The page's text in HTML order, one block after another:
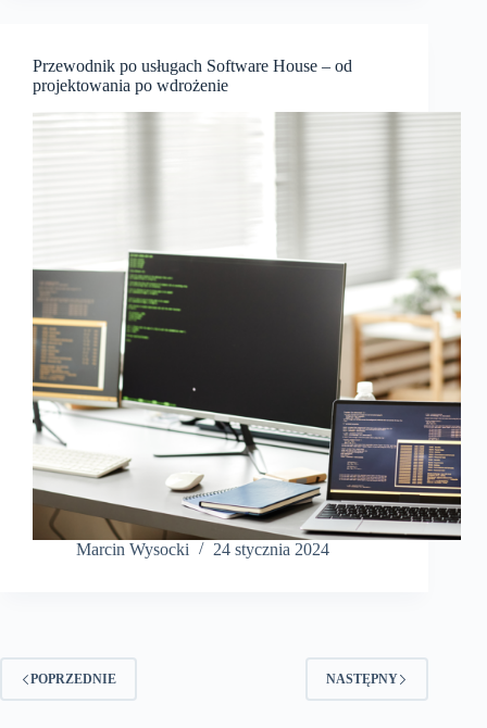
Przewodnik po usługach Software House – od
projektowania po wdrożenie
Marcin Wysocki 24 stycznia 2024
POPRZEDNIE NASTĘPNY